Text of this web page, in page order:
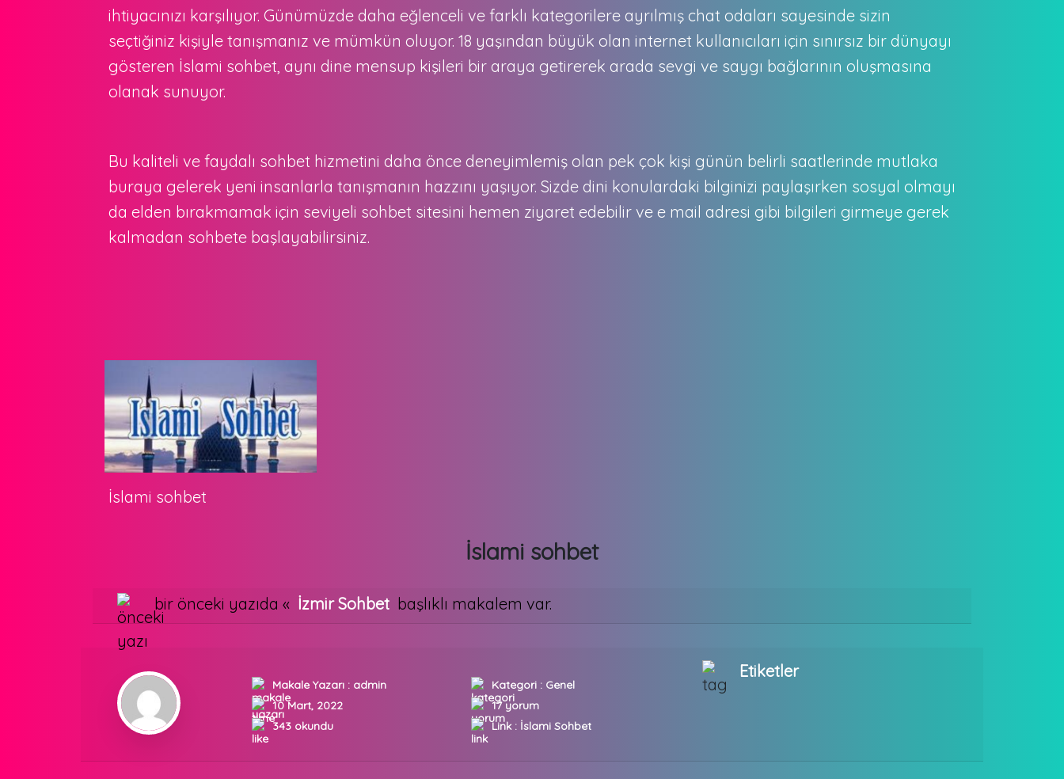
ihtiyacınızı karşılıyor. Günümüzde daha eğlenceli ve farklı kategorilere ayrılmış chat odaları sayesinde sizin
seçtiğiniz kişiyle tanışmanız ve mümkün oluyor. 18 yaşından büyük olan internet kullanıcıları için sınırsız bir dünyayı
gösteren İslami sohbet, aynı dine mensup kişileri bir araya getirerek arada sevgi ve saygı bağlarının oluşmasına
olanak sunuyor.
Bu kaliteli ve faydalı sohbet hizmetini daha önce deneyimlemiş olan pek çok kişi günün belirli saatlerinde mutlaka
buraya gelerek yeni insanlarla tanışmanın hazzını yaşıyor. Sizde dini konulardaki bilginizi paylaşırken sosyal olmayı
da elden bırakmamak için seviyeli sohbet sitesini hemen ziyaret edebilir ve e mail adresi gibi bilgileri girmeye gerek
kalmadan sohbete başlayabilirsiniz.
İslami sohbet
İslami sohbet
bir önceki yazıda « İzmir Sohbet başlıklı makalem var.
Makale Yazarı : admin
10 Mart, 2022
343 okundu
Kategori : Genel
17 yorum
Link : İslami Sohbet
Etiketler